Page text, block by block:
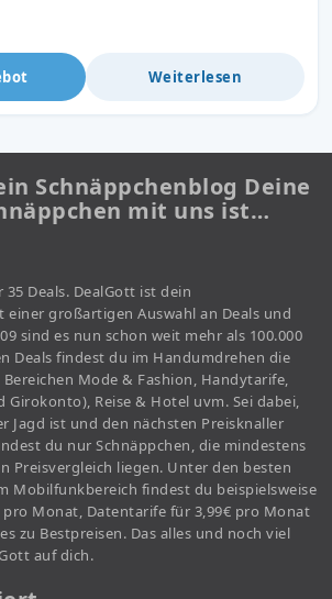
Weiterlesen
Schnäppchenblog Deine
mit uns ist…
Deals. DealGott ist dein
einer großartigen Auswahl an Deals und
sind es nun schon weit mehr als 100.000
Deals findest du im Handumdrehen die
Bereichen Mode & Fashion, Handytarife,
Girokonto), Reise & Hotel uvm. Sei dabei,
Jagd ist und den nächsten Preisknaller
du nur Schnäppchen, die mindestens
Preisvergleich liegen. Unter den besten
Mobilfunkbereich findest du beispielsweise
Monat, Datentarife für 3,99€ pro Monat
zu Bestpreisen. Das alles und noch viel
auf dich.